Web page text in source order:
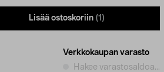
Lisää ostoskoriin (1)
Verkkokaupan varasto
Hakee varastosaldoa...